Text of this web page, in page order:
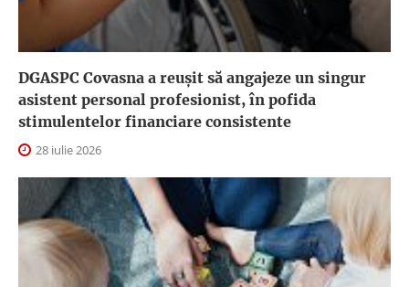
DGASPC Covasna a reuşit să angajeze un singur
asistent personal profesionist, în pofida
stimulentelor financiare consistente
28 iulie 2026